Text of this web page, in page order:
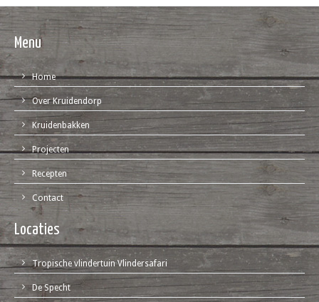
Menu
Home
Over Kruidendorp
Kruidenbakken
Projecten
Recepten
Contact
Locaties
Tropische vlindertuin Vlindersafari
De Specht